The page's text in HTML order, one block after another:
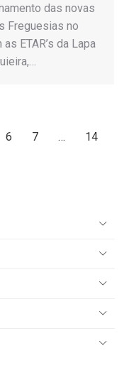
das novas
Freguesias no
ETAR’s da Lapa
6 7 …
14